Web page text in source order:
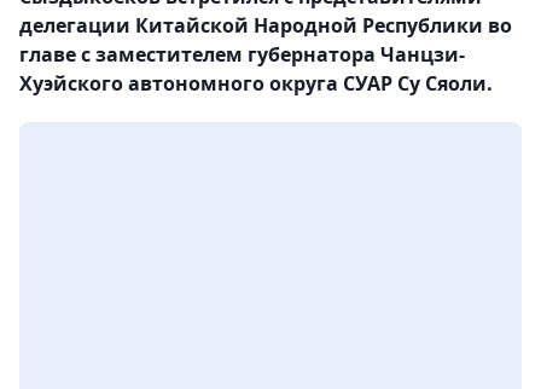
делегации Китайской Народной Республики во
главе с заместителем губернатора Чанцзи-
Хуэйского автономного округа СУАР Су Сяоли.